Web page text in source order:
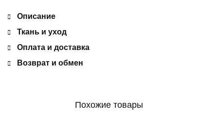
Описание
Ткань и уход
Оплата и доставка
Возврат и обмен
Похожие товары